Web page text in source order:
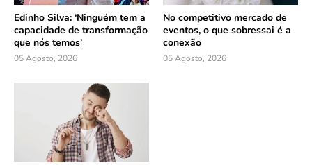
Edinho Silva: ‘Ninguém tem a
capacidade de transformação
que nós temos’
05 Agosto, 2026
No competitivo mercado de
eventos, o que sobressai é a
conexão
05 Agosto, 2026